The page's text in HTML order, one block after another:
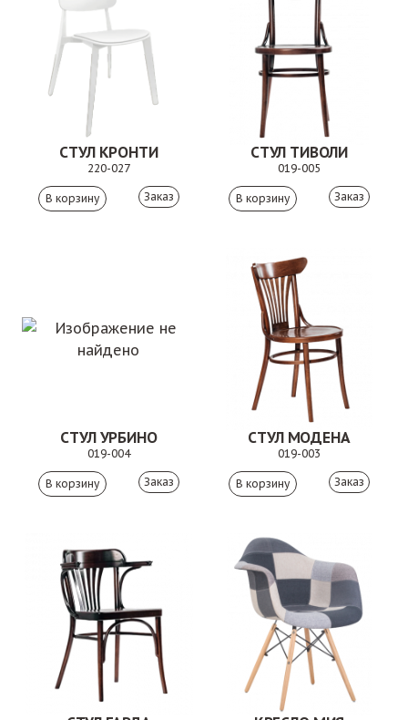
СТУЛ КРОНТИ
220-027
Заказ
СТУЛ ТИВОЛИ
019-005
Заказ
СТУЛ УРБИНО
019-004
Заказ
СТУЛ МОДЕНА
019-003
Заказ